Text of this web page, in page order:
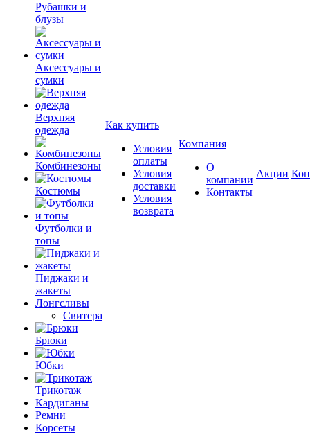
Рубашки и
блузы
Аксессуары и
сумки
Верхняя
одежда
Комбинезоны
Костюмы
Футболки и
топы
Пиджаки и
жакеты
Лонгсливы
Свитера
Брюки
Юбки
Трикотаж
Кардиганы
Ремни
Корсеты
Как купить
Условия
оплаты
Условия
доставки
Условия
возврата
Компания
О
компании
Контакты
Акции